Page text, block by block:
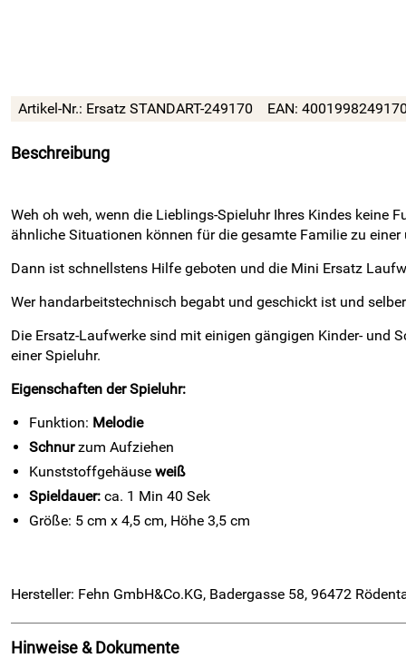
Artikel-Nr.: Ersatz STANDART-249170 EAN: 4001998249170
Beschreibung
Weh oh weh, wenn die Lieblings-Spieluhr Ihres Kindes keine
ähnliche Situationen können für die gesamte Familie zu
Dann ist schnellstens Hilfe geboten und die Mini Ersatz
Wer handarbeitstechnisch begabt und geschickt ist und
Die Ersatz-Laufwerke sind mit einigen gängigen Kinder- und
einer Spieluhr.
Eigenschaften der Spieluhr:
Funktion: Melodie
Schnurzum Aufziehen
Kunststoffgehäuse weiß
Spieldauer: ca. 1 Min 40 Sek
Größe: 5 cm x 4,5 cm, Höhe 3,5 cm
Hersteller: Fehn GmbH&Co.KG, Badergasse 58, 96472
Hinweise & Dokumente